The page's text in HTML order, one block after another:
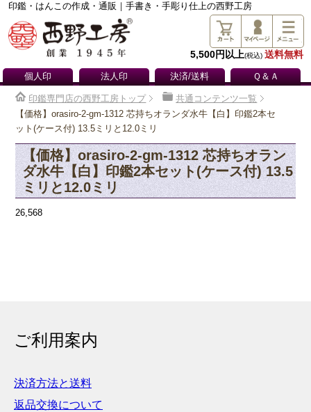
印鑑・はんこの作成・通販｜手書き・手彫り仕上の西野工房
5,500円以上(税込) 送料無料
個人印 法人印 決済/送料 Ｑ＆Ａ
印鑑専門店の西野工房トップ
共通コンテンツ一覧
【価格】orasiro-2-gm-1312 芯持ちオランダ水牛【白】印鑑2本セ
ット(ケース付) 13.5ミリと12.0ミリ
【価格】orasiro-2-gm-1312 芯持ちオラン
ダ水牛【白】印鑑2本セット(ケース付) 13.5
ミリと12.0ミリ
26,568
ご利用案内
決済方法と送料
返品交換について